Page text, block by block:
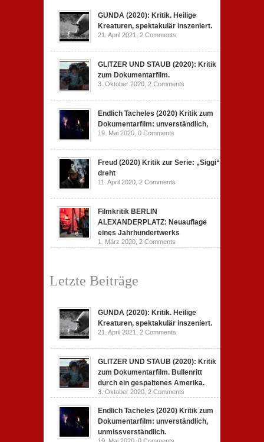
GUNDA (2020): Kritik. Heilige
Kreaturen, spektakulär inszeniert.
21. April 2021, 2 Comments
GLITZER UND STAUB (2020): Kritik
zum Dokumentarfilm.
3. Oktober 2020, 2 Comments
Endlich Tacheles (2020) Kritik zum
Dokumentarfilm: unverständlich,
19. Mai 2020, 0 Comments
Freud (2020) Kritik zur Serie: „Siggi“
dreht
11. April 2020, 2 Comments
Filmkritik BERLIN
ALEXANDERPLATZ: Neuauflage
eines Jahrhundertwerks
1. März 2020, 2 Comments
Letzte Beiträge
GUNDA (2020): Kritik. Heilige
Kreaturen, spektakulär inszeniert.
21. April 2021, 2 Comments
GLITZER UND STAUB (2020): Kritik
zum Dokumentarfilm. Bullenritt
durch ein gespaltenes Amerika.
3. Oktober 2020, 2 Comments
Endlich Tacheles (2020) Kritik zum
Dokumentarfilm: unverständlich,
unmissverständlich.